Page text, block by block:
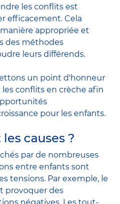
les conflits est
efficacement. Cela
appropriée et
des méthodes
leurs différends.
un point d'honneur
conflits en crèche afin
pour les enfants.
causes ?
par de nombreuses
entre enfants sont
tensions. Par exemple, le
provoquer des